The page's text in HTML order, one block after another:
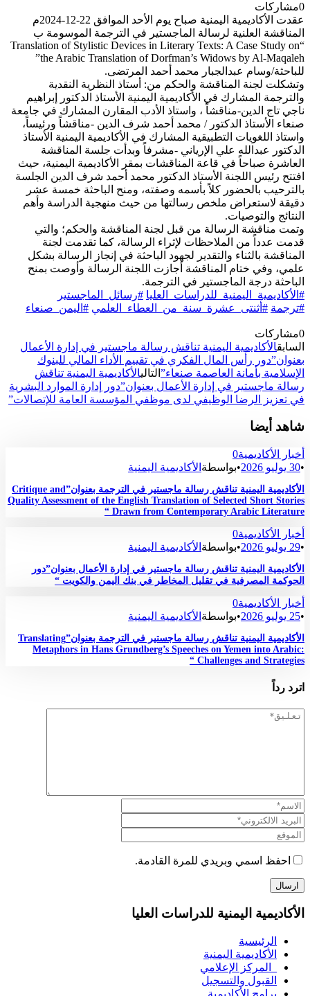
0مشاركات
عقدت الأكاديمية اليمنية صباح يوم الأحد الموافق 22-12-2024م
المناقشة العلنية لرسالة الماجستير في الترجمة الموسومة ب
“Translation of Stylistic Devices in Literary Texts: A Case Study on
the Arabic Translation of Dorfman’s Widows by Al-Maqaleh”
للباحثة/وسام عبدالجبار محمد أحمد المرتضى.
وتشكلت لجنة المناقشة والحكم من: أستاذ النظرية النقدية
والترجمة المشارك في الأكاديمية اليمنية الأستاذ الدكتور إبراهيم
ناجي تاج الدين-مناقشاً ، واستاذ الأدب المقارن المشارك في جامعة
صنعاء الأستاذ الدكتور / محمد أحمد شرف الدين -مناقشاً ورئيساً،
واستاذ اللغويات التطبيقية المشارك في الأكاديمية اليمنية الأستاذ
الدكتور عبدالله علي الإرياني -مشرفاً وبدأت جلسة المناقشة
العاشرة صباحاً في قاعة المناقشات بمقر الأكاديمية اليمنية، حيث
افتتح رئيس اللجنة الأستاذ الدكتور محمد أحمد شرف الدين الجلسة
بالترحيب بالحضور كلاً بأسمه وصفته، ومنح الباحثة خمسة عشر
دقيقة لاستعراض ملخص رسالتها من حيث منهجية الدراسة وأهم
النتائج والتوصيات.
وتمت مناقشة الرسالة من قبل لجنة المناقشة والحكم؛ والتي
قدمت عدداً من الملاحظات لإثراء الرسالة، كما تقدمت لجنة
المناقشة بالثناء والتقدير لجهود الباحثة في إنجاز الرسالة بشكل
علمي، وفي ختام المناقشة أجازت اللجنة الرسالة وأوصت بمنح
الباحثة درجة الماجستير في الترجمة.
#الأكاديمية_اليمنية_للدراسات_العليا #رسائل_الماجستير
#ترجمة #أثنتى_عشرة_سنة_من_العطاء_العلمي #اليمن_صنعاء
0مشاركات
السابقالأكاديمية اليمنية تناقش رسالة ماجستير في إدارة الأعمال
بعنوان”دور رأس المال الفكري في تقييم الأداء المالي للبنوك
الإسلامية بأمانة العاصمة صنعاء” التاليالأكاديمية اليمنية تناقش
رسالة ماجستير في إدارة الأعمال بعنوان”دور إدارة الموارد البشرية
في تعزيز الرضا الوظيفي لدى موظفي المؤسسة العامة للإتصالات”
شاهد أيضا
أخبار الأكاديمية0
•30 يوليو 2026 •بواسطة الأكاديمية اليمنية
الأكاديمية اليمنية تناقش رسالة ماجستير في الترجمة بعنوان”Critique and
Quality Assessment of the English Translation of Selected Short Stories
Drawn from Contemporary Arabic Literature “
أخبار الأكاديمية0
•29 يوليو 2026 •بواسطة الأكاديمية اليمنية
الأكاديمية اليمنية تناقش رسالة ماجستير في إدارة الأعمال بعنوان”دور
الحوكمة المصرفية في تقليل المخاطر في بنك اليمن والكويت “
أخبار الأكاديمية0
•25 يوليو 2026 •بواسطة الأكاديمية اليمنية
الأكاديمية اليمنية تناقش رسالة ماجستير في الترجمة بعنوان”Translating
Metaphors in Hans Grundberg’s Speeches on Yemen into Arabic:
Challenges and Strategies “
اترد رداً
احفظ اسمي وبريدي للمرة القادمة.
الأكاديمية اليمنية للدراسات العليا
الرئيسية
الأكاديمية اليمنية
المركز الإعلامي
القبول والتسجيل
برامج الأكاديمية